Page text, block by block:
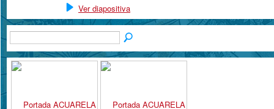
Ver diapositiva